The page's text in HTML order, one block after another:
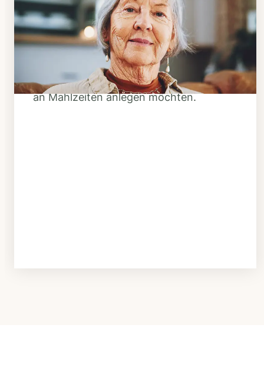
Klarheit schaffen
Überlegen Sie, ob Ihnen das Essen
täglich verzehrfertig geliefert werden
soll oder Sie sich einen Tiefkühl-Vorrat
an Mahlzeiten anlegen möchten.